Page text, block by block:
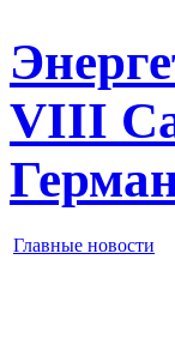
VIII
Главные новости